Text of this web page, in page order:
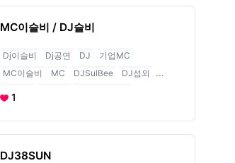
MC이슬비 / DJ슬비
Dj이슬비 Dj공연 DJ
기업MC
MC이슬비
MC DJSulBee
DJ섭외
축제DJ
1
DJ38SUN